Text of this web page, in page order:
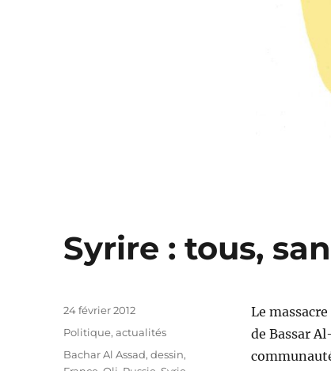
Syrire : tous,
Le
de Bassar
Publié
24 février 2012
Catégories
Politique, actualités
Étiquettes
Bachar Al Assad,dessin,